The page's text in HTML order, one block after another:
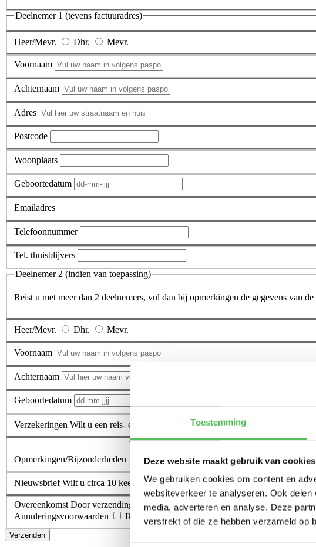
Toestemming
Deze website maakt gebruik van cookies
We gebruiken cookies om content en
websiteverkeer te analyseren. Ook
media, adverteren en analyse. Deze
verstrekt of die ze hebben verzameld op
Deelnemer 1 (tevens factuuradres)
Heer/Mevr. Dhr. Mevr.
Voornaam
Achternaam
Adres
Postcode
Woonplaats
Geboortedatum
Emailadres
Telefoonnummer
Tel. thuisblijvers
Deelnemer 2 (indien van toepassing)
Reist u met meer dan 2 deelnemers, vul dan bij opmerkingen de gegevens van
Heer/Mevr. Dhr. Mevr.
Voornaam
Achternaam
Geboortedatum
Verzekeringen Wilt u een reis- en/of annuleringsverzekering afsluiten?
Opmerkingen/Bijzonderheden
NieuwsbriefWilt u circa 10 keer per jaar onze digitale nieuwsbrief ontvangen?
OvereenkomstDoor verzending van dit formulier gaat u een overeenkomst
Annuleringsvoorwaarden
Ik ga akkoord met de Boekings- en
Verzenden